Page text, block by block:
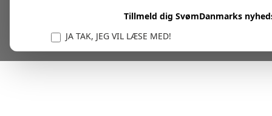
Tillmeld dig SvømDanmarks
JA TAK, JEG VIL LÆSE MED!